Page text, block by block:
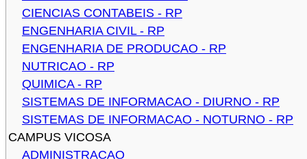
CIENCIAS CONTABEIS - RP
ENGENHARIA CIVIL - RP
ENGENHARIA DE PRODUCAO - RP
NUTRICAO - RP
QUIMICA - RP
SISTEMAS DE INFORMACAO - DIURNO - RP
SISTEMAS DE INFORMACAO - NOTURNO - RP
CAMPUS VICOSA
ADMINISTRACAO